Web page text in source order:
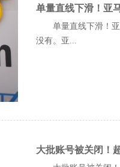
单量直线下滑！亚
单量直线下滑！
没有。亚...
大批账号被关闭！